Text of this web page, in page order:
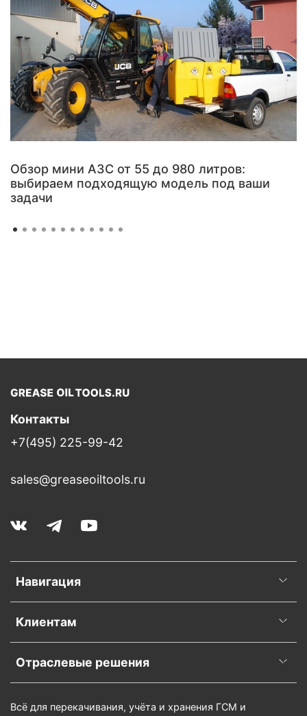
Обзор мини АЗС от 55 до 980 литров:
выбираем подходящую модель под ваши
задачи
Навигация
Клиентам
Отраслевые решения
Контакты
+7(495) 225-99-42
sales@greaseoiltools.ru
Всё для перекачивания, учёта и хранения ГСМ и